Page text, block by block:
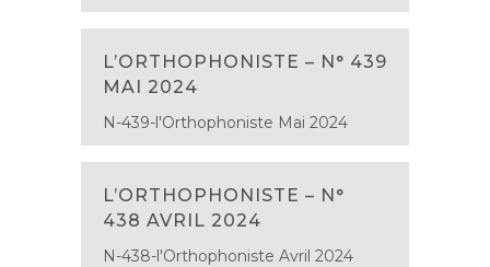
L’ORTHOPHONISTE – N° 439
MAI 2024
N-439-l'Orthophoniste Mai 2024
L’ORTHOPHONISTE – N°
438 AVRIL 2024
N-438-l'Orthophoniste Avril 2024